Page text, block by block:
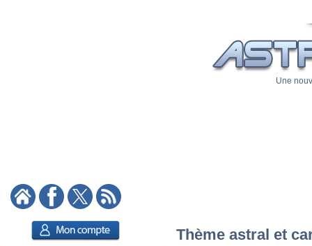
Une
Thème astral et